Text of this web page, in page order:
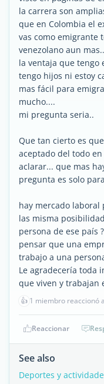
la carrera son
que en Colombia el
vas como emigrante
venezolano aun
la ventaja que tengo
tengo hijos ni estoy
mas fácil para
mucho....
mi pregunta seria..
Que tan cierto es
aceptado del todo
aclarar... que mas
pregunta es solo
hay mercado laboral
las misma
persona de ese país
pensar que una
trabajo a una
Le agradecería toda
que viven y trabajan
👍 1 miembro reaccionó
Reaccionar
See also
Deportes y